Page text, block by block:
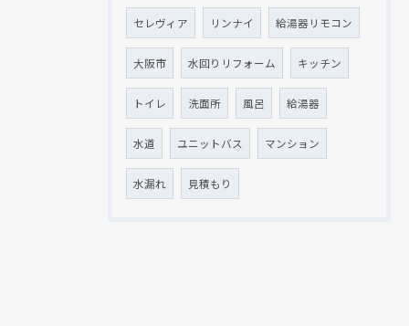
セレヴィア リンナイ 給湯器リモコン
大阪市 水回りリフォーム キッチン
トイレ 洗面所 風呂 給湯器
水道 ユニットバス マンション
水漏れ 見積もり